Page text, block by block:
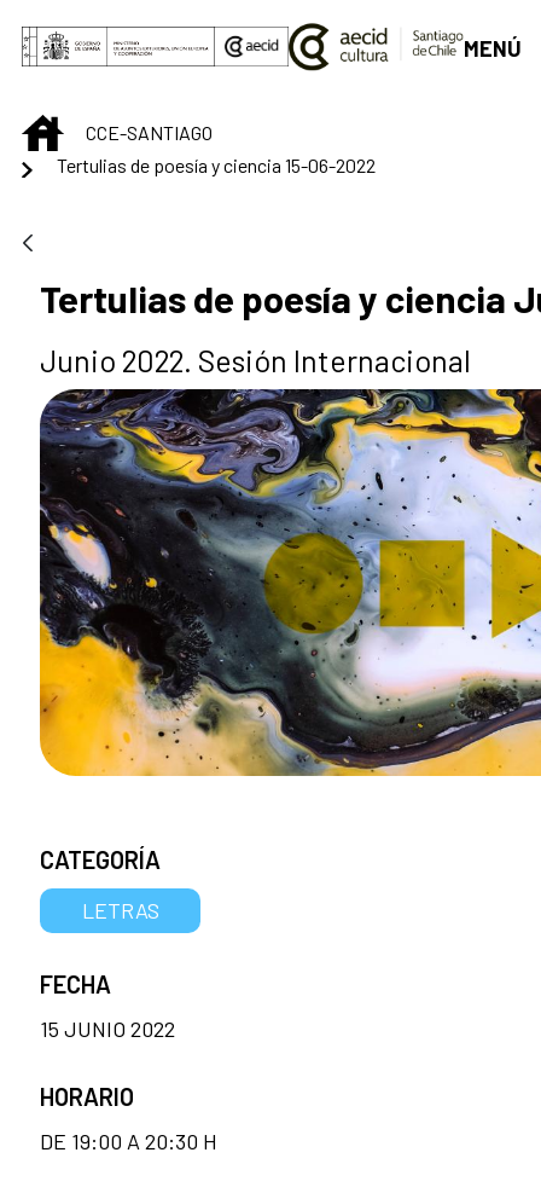
Saltar al contenido principal
MENÚ
INICIOCCE-SANTIAGO
Tertulias de poesía y ciencia 15-06-2022
Tertulias de poesía y ciencia
Junio 2022. Sesión Internacional
CATEGORÍA
LETRAS
FECHA
15 JUNIO 2022
HORARIO
DE 19:00 A 20:30 H